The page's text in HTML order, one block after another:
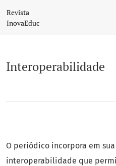
Interoperabilidade
Revista
InovaEduc
Interoperabilidade
O periódico incorpora em
interoperabilidade que